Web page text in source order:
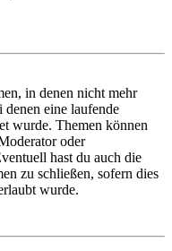
in denen nicht mehr
eine laufende
wurde. Themen können
oder
hast du auch die
zu schließen, sofern dies
wurde.